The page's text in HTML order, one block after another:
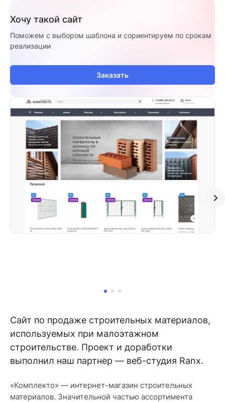
Сайт по продаже строительных материалов,
используемых при малоэтажном
строительстве. Проект и доработки
выполнил наш партнер — веб-студия Ranx.
«Комплекто» — интернет-магазин строительных
материалов. Значительной частью ассортимента
Хочу такой сайт
Поможем с выбором шаблона и сориентируем по срокам
реализации
Заказать